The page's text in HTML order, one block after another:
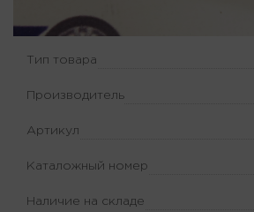
Тип товара
Производитель
Артикул
Каталожный номер
Наличие на складе